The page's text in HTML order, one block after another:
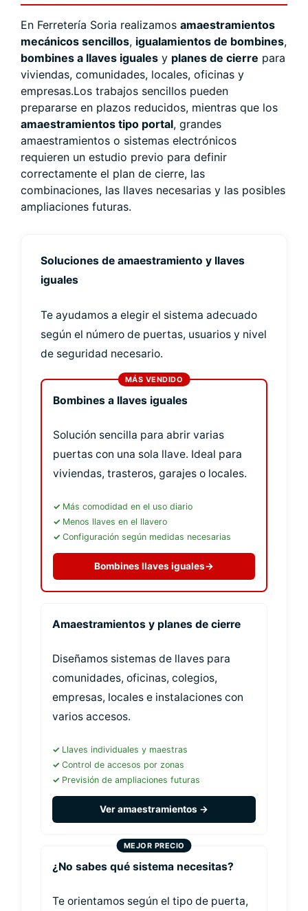
En Ferretería Soria realizamos amaestramientos
mecánicos sencillos, igualamientos de bombines,
bombines a llaves iguales y planes de cierre para
viviendas, comunidades, locales, oficinas y
empresas.Los trabajos sencillos pueden
prepararse en plazos reducidos, mientras que los
amaestramientos tipo portal, grandes
amaestramientos o sistemas electrónicos
requieren un estudio previo para definir
correctamente el plan de cierre, las
combinaciones, las llaves necesarias y las posibles
ampliaciones futuras.
Soluciones de amaestramiento y llaves
iguales
Te ayudamos a elegir el sistema adecuado
según el número de puertas, usuarios y nivel
de seguridad necesario.
Bombines a llaves iguales
Solución sencilla para abrir varias
puertas con una sola llave. Ideal para
viviendas, trasteros, garajes o locales.
Más comodidad en el uso diario
Menos llaves en el llavero
Configuración según medidas necesarias
Bombines llaves iguales→
Amaestramientos y planes de cierre
Diseñamos sistemas de llaves para
comunidades, oficinas, colegios,
empresas, locales e instalaciones con
varios accesos.
Llaves individuales y maestras
Control de accesos por zonas
Previsión de ampliaciones futuras
Ver amaestramientos →
¿No sabes qué sistema necesitas?
Te orientamos según el tipo de puerta,